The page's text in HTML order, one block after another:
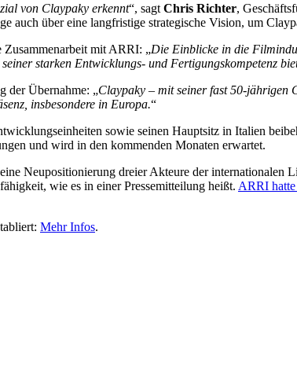
von Claypaky erkennt“, sagt Chris Richter,
auch über eine langfristige strategische Vision, um
Zusammenarbeit mit ARRI: „Die Einblicke in die
starken Entwicklungs- und Fertigungskompetenz
der Übernahme: „Claypaky – mit seiner fast 50-jährigen
insbesondere in Europa.“
sowie seinen Hauptsitz in Italien
und wird in den kommenden Monaten erwartet.
Neupositionierung dreier Akteure der internationalen
wie es in einer Pressemitteilung heißt. ARRI
Mehr Infos.